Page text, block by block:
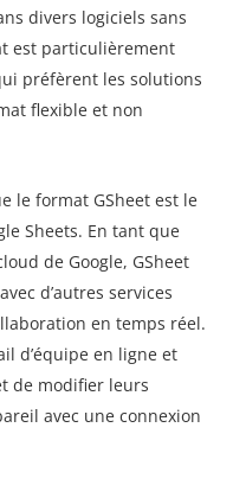
divers logiciels sans
est particulièrement
préfèrent les solutions
flexible et non
le format GSheet est le
Sheets. En tant que
de Google, GSheet
d’autres services
en temps réel.
d’équipe en ligne et
de modifier leurs
avec une connexion